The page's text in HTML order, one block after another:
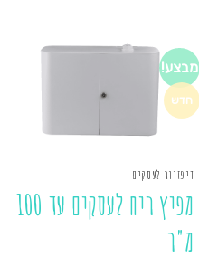
מבצע!
חדש
דיפזיור לעסקים
מפיץ ריח לעסקים עד 100
מ"ר